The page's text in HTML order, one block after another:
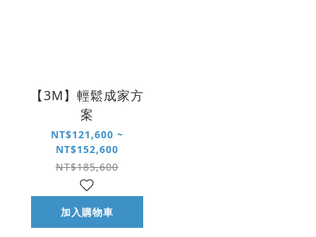
【3M】輕鬆成家方
案
NT$121,600 ~
NT$152,600
NT$185,600
加入購物車